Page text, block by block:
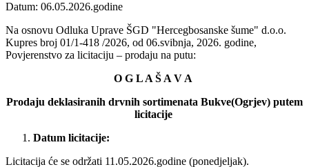
Datum: 06.05.2026.godine
Na osnovu Odluka Uprave ŠGD "Hercegbosanske šume" d.o.o.
Kupres broj 01/1-418 /2026, od 06.svibnja, 2026. godine,
Povjerenstvo za licitaciju – prodaju na putu:
O G L A Š A V A
Prodaju deklasiranih drvnih sortimenata Bukve(Ogrjev) putem
licitacije
Datum licitacije:
Licitacija će se održati 11.05.2026.godine (ponedjeljak).